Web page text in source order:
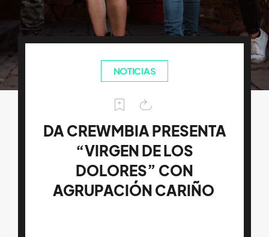
NOTICIAS
DA CREWMBIA PRESENTA
“VIRGEN DE LOS
DOLORES” CON
AGRUPACIÓN CARIÑO